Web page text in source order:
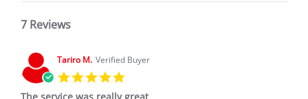
7 Reviews
Tariro M. Verified Buyer
The service was really great